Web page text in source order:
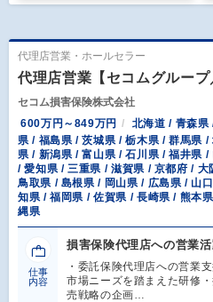
代理店営業・ホールセラー
代理店営業【セコムグループ
セコム損害保険株式会社
600万円～849万円
北海道 / 青森県
県 / 福島県 / 茨城県 / 栃木県 / 群馬県 /
県 / 新潟県 / 富山県 / 石川県 / 福井県
/ 愛知県 / 三重県 / 滋賀県 / 京都府 /
鳥取県 / 島根県 / 岡山県 / 広島県 / 山
知県 / 福岡県 / 佐賀県 / 長崎県 / 熊本
縄県
仕事
内容
損害保険代理店への営業
・委託保険代理店への営業
市場ニーズを踏まえた研修
売戦略の企画…